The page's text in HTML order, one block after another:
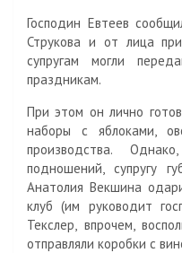
Господин Евтеев
Струкова и от лица
супругам могли
праздникам.
При этом он лично
наборы с яблоками,
производства.
подношений, супругу
Анатолия Векшина
клуб (им руководит
Текслер, впрочем,
отправляли коробки с